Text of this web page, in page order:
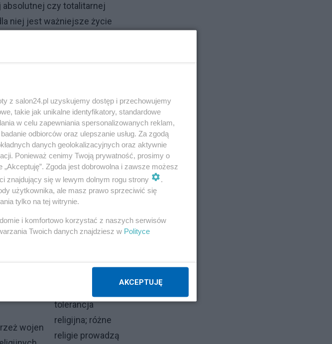
absolutnej czy totalitarnej
niej jest ważniejsze życie
które od niej
i monarchowie stworzyli
i Kościoła na rzecz
i bardziej religijna. Są
"Refleksja"
wojen
tolerancja
religijna; różne
religie prowadzą
z salon24.pl uzyskujemy dostęp i przechowujemy
takie jak unikalne identyfikatory, standardowe
w celu zapewniania spersonalizowanych reklam,
odbiorców oraz ulepszanie usług. Za zgodą
danych geolokalizacyjnych oraz aktywnie
Ponieważ cenimy Twoją prywatność, prosimy o
Zgoda jest dobrowolna i zawsze możesz
znajdujący się w lewym dolnym rogu strony
.
użytkownika, ale masz prawo sprzeciwić się
tylko na tej witrynie.
i komfortowo korzystać z naszych serwisów
Twoich danych znajdziesz w Polityce
AKCEPTUJĘ